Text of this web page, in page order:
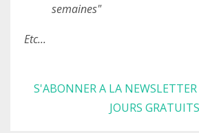
semaines"
Etc...
S'ABONNER A LA NEWSLETTER
JOURS GRATUITS